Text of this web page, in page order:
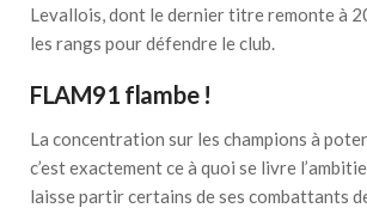
Levallois, dont le dernier titre remonte à
les rangs pour défendre le club.
FLAM91 flambe !
La concentration sur les champions à
c’est exactement ce à quoi se livre
laisse partir certains de ses combattants